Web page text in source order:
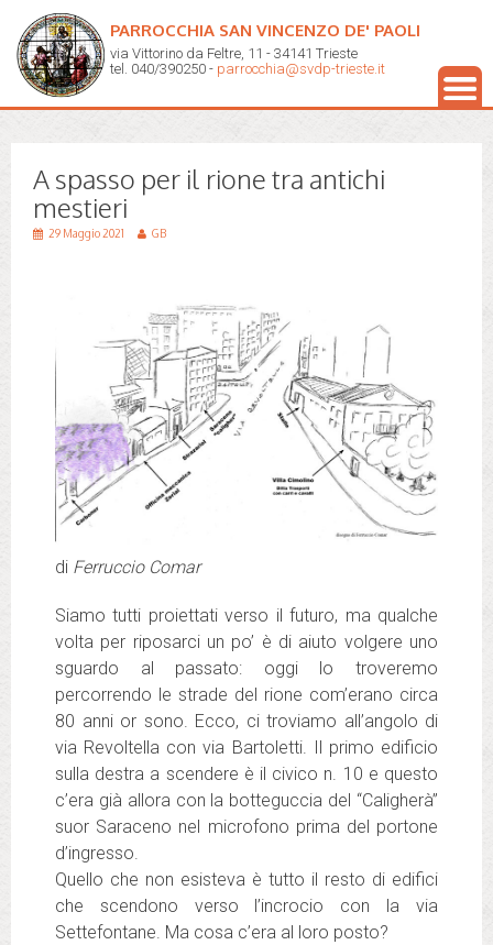
PARROCCHIA SAN VINCENZO DE' PAOLI
via Vittorino da Feltre, 11 - 34141 Trieste
tel. 040/390250 - parrocchia@svdp-trieste.it
A spasso per il rione tra antichi
mestieri
29 Maggio 2021 GB
di Ferruccio Comar
Siamo tutti proiettati verso il futuro, ma qualche
volta per riposarci un po’ è di aiuto volgere uno
sguardo al passato: oggi lo troveremo
percorrendo le strade del rione com’erano circa
80 anni or sono. Ecco, ci troviamo all’angolo di
via Revoltella con via Bartoletti. Il primo edificio
sulla destra a scendere è il civico n. 10 e questo
c’era già allora con la botteguccia del “Caligherà”
suor Saraceno nel microfono prima del portone
d’ingresso.
Quello che non esisteva è tutto il resto di edifici
che scendono verso l’incrocio con la via
Settefontane. Ma cosa c’era al loro posto?